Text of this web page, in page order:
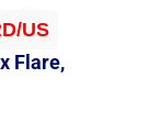
US
Flare,